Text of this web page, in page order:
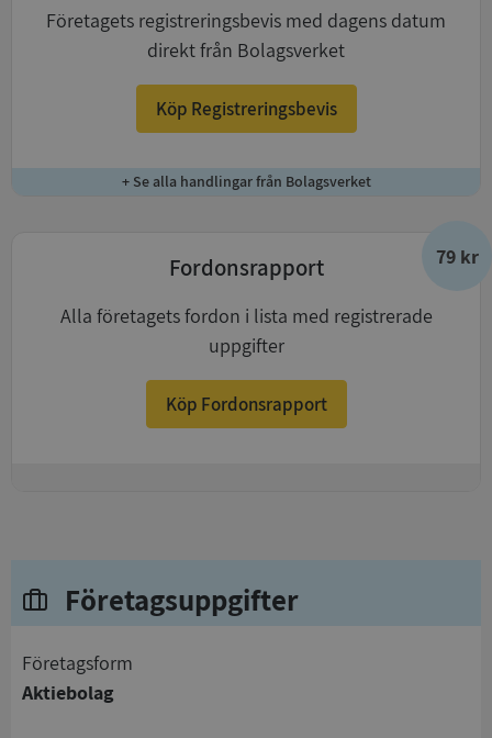
Företagets registreringsbevis med dagens datum
direkt från Bolagsverket
Köp Registreringsbevis
+ Se alla handlingar från Bolagsverket
79 kr
Fordonsrapport
Alla företagets fordon i lista med registrerade
uppgifter
Köp Fordonsrapport
Företagsuppgifter
företagsform
Aktiebolag